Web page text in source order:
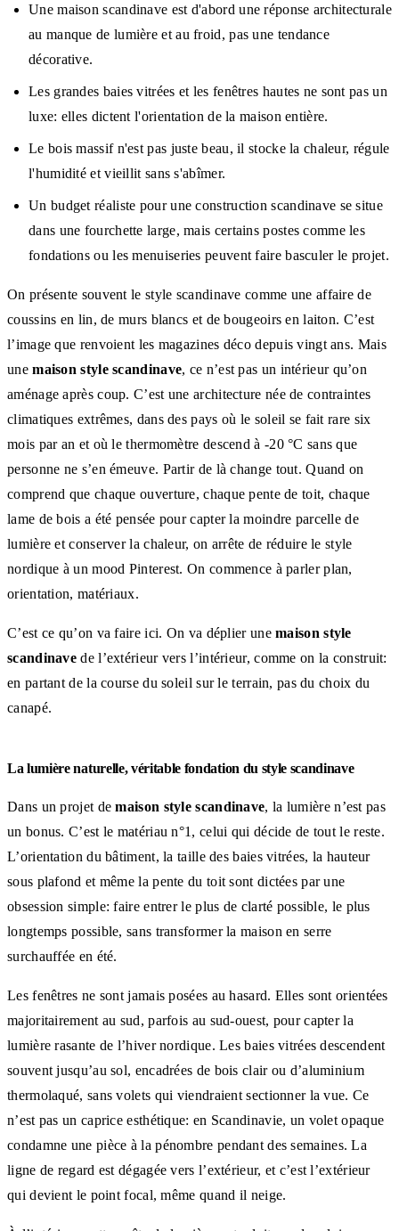
Une maison scandinave est d'abord une réponse architecturale
au manque de lumière et au froid, pas une tendance
décorative.
Les grandes baies vitrées et les fenêtres hautes ne sont pas un
luxe: elles dictent l'orientation de la maison entière.
Le bois massif n'est pas juste beau, il stocke la chaleur, régule
l'humidité et vieillit sans s'abîmer.
Un budget réaliste pour une construction scandinave se situe
dans une fourchette large, mais certains postes comme les
fondations ou les menuiseries peuvent faire basculer le projet.
On présente souvent le style scandinave comme une affaire de
coussins en lin, de murs blancs et de bougeoirs en laiton. C’est
l’image que renvoient les magazines déco depuis vingt ans. Mais
unemaison style scandinave, ce n’est pas un intérieur qu’on
aménage après coup. C’est une architecture née de contraintes
climatiques extrêmes, dans des pays où le soleil se fait rare six
mois par an et où le thermomètre descend à -20 °C sans que
personne ne s’en émeuve. Partir de là change tout. Quand on
comprend que chaque ouverture, chaque pente de toit, chaque
lame de bois a été pensée pour capter la moindre parcelle de
lumière et conserver la chaleur, on arrête de réduire le style
nordique à un mood Pinterest. On commence à parler plan,
orientation, matériaux.
C’est ce qu’on va faire ici. On va déplier unemaison style
scandinave de l’extérieur vers l’intérieur, comme on la construit:
en partant de la course du soleil sur le terrain, pas du choix du
canapé.
La lumière naturelle, véritable fondation du style scandinave
Dans un projet demaison style scandinave, la lumière n’est pas
un bonus. C’est le matériau n°1, celui qui décide de tout le reste.
L’orientation du bâtiment, la taille des baies vitrées, la hauteur
sous plafond et même la pente du toit sont dictées par une
obsession simple: faire entrer le plus de clarté possible, le plus
longtemps possible, sans transformer la maison en serre
surchauffée en été.
Les fenêtres ne sont jamais posées au hasard. Elles sont orientées
majoritairement au sud, parfois au sud-ouest, pour capter la
lumière rasante de l’hiver nordique. Les baies vitrées descendent
souvent jusqu’au sol, encadrées de bois clair ou d’aluminium
thermolaqué, sans volets qui viendraient sectionner la vue. Ce
n’est pas un caprice esthétique: en Scandinavie, un volet opaque
condamne une pièce à la pénombre pendant des semaines. La
ligne de regard est dégagée vers l’extérieur, et c’est l’extérieur
qui devient le point focal, même quand il neige.